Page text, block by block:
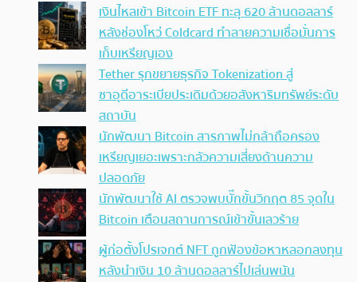
เงินไหลเข้า Bitcoin ETF ทะลุ 620 ล้านดอลลาร์
หลังช่องโหว่ Coldcard ทำลายความเชื่อมั่นการ
เก็บเหรียญเอง
Tether รุกขยายธุรกิจ Tokenization สู่
ซาอุดีอาระเบียประเดิมด้วยอสังหาริมทรัพย์ระดับ
สถาบัน
นักพัฒนา Bitcoin สารภาพไม่กล้าถือครอง
เหรียญเยอะเพราะกลัวความเสี่ยงด้านความ
ปลอดภัย
นักพัฒนาใช้ AI ตรวจพบบั๊กขั้นวิกฤต 85 จุดใน
Bitcoin เตือนสถานการณ์เข้าขั้นเลวร้าย
ผู้ก่อตั้งโปรเจกต์ NFT ถูกฟ้องข้อหาหลอกลงทุน
หลังนำเงิน 10 ล้านดอลลาร์ไปเล่นพนัน